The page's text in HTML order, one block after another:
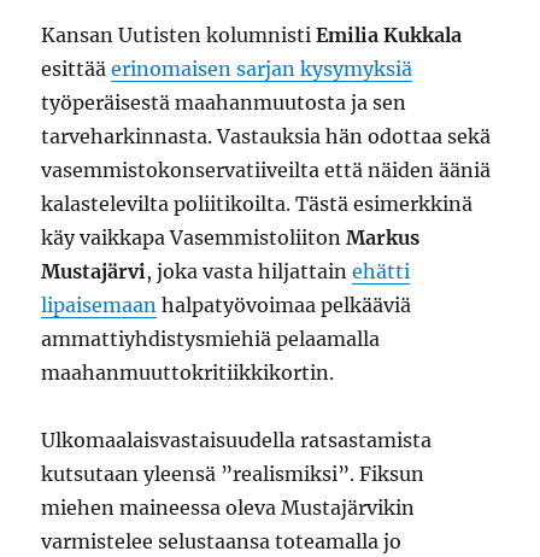
Kansan Uutisten kolumnistiEmilia Kukkala
esittääerinomaisen sarjan kysymyksiä
työperäisestä maahanmuutosta ja sen
tarveharkinnasta. Vastauksia hän odottaa sekä
vasemmistokonservatiiveilta että näiden ääniä
kalastelevilta poliitikoilta. Tästä esimerkkinä
käy vaikkapa VasemmistoliitonMarkus
Mustajärvi, joka vasta hiljattainehätti
lipaisemaan halpatyövoimaa pelkääviä
ammattiyhdistysmiehiä pelaamalla
maahanmuuttokritiikkikortin.
Ulkomaalaisvastaisuudella ratsastamista
kutsutaan yleensä ”realismiksi”. Fiksun
miehen maineessa oleva Mustajärvikin
varmistelee selustaansa toteamalla jo